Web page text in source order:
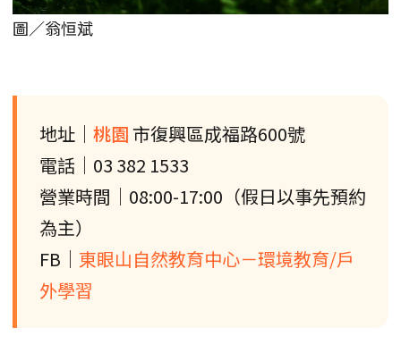
圖／翁恒斌
地址｜ 桃園市復興區成福路600號
電話｜03 382 1533
營業時間｜08:00-17:00（假日以事先預約
為主）
FB｜ 東眼山自然教育中心－環境教育/戶
外學習